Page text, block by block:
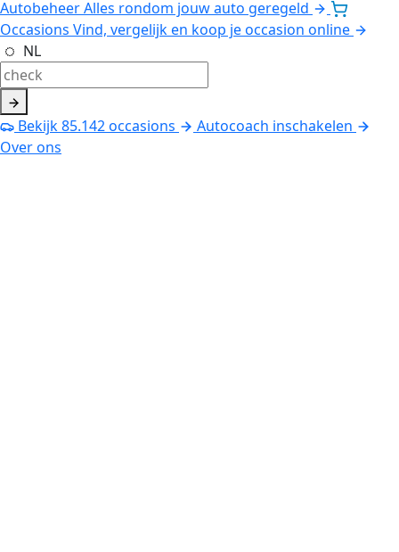
AutobeheerAlles rondom jouw auto geregeld
Occasions Vind, vergelijk en koop je occasion online
NL
Bekijk85.142occasions
Autocoach inschakelen
Over ons